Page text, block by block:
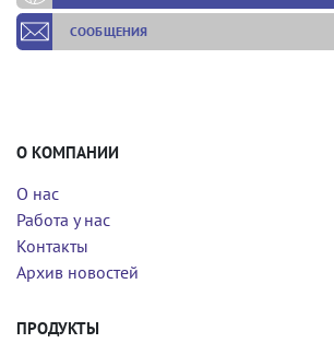
СООБЩЕНИЯ
О КОМПАНИИ
О нас
Работа у нас
Контакты
Архив новостей
ПРОДУКТЫ